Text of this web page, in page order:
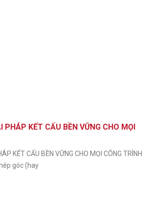
PHÁP KẾT CẤU BỀN VỮNG CHO MỌI
KẾT CẤU BỀN VỮNG CHO MỌI CÔNG TRÌNH
góc (hay